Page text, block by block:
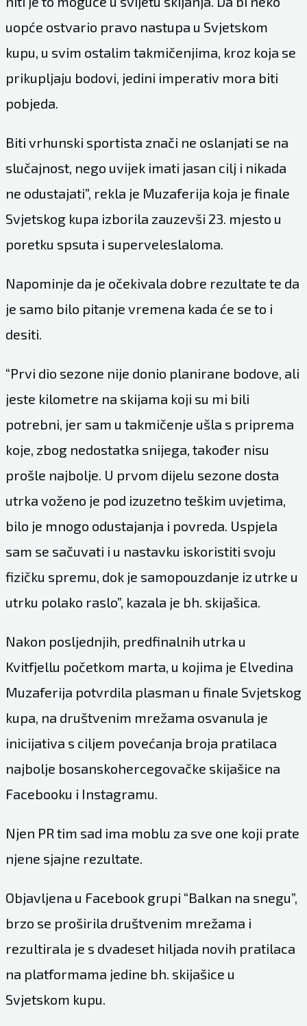
uopće ostvario pravo nastupa u Svjetskom
kupu, u svim ostalim takmičenjima, kroz koja se
prikupljaju bodovi, jedini imperativ mora biti
pobjeda.
Biti vrhunski sportista znači ne oslanjati se na
slučajnost, nego uvijek imati jasan cilj i nikada
ne odustajati”, rekla je Muzaferija koja je finale
Svjetskog kupa izborila zauzevši 23. mjesto u
poretku spsuta i superveleslaloma.
Napominje da je očekivala dobre rezultate te da
je samo bilo pitanje vremena kada će se to i
desiti.
“Prvi dio sezone nije donio planirane bodove, ali
jeste kilometre na skijama koji su mi bili
potrebni, jer sam u takmičenje ušla s priprema
koje, zbog nedostatka snijega, također nisu
prošle najbolje. U prvom dijelu sezone dosta
utrka voženo je pod izuzetno teškim uvjetima,
bilo je mnogo odustajanja i povreda. Uspjela
sam se sačuvati i u nastavku iskoristiti svoju
fizičku spremu, dok je samopouzdanje iz utrke u
utrku polako raslo”, kazala je bh. skijašica.
Nakon posljednjih, predfinalnih utrka u
Kvitfjellu početkom marta, u kojima je Elvedina
Muzaferija potvrdila plasman u finale Svjetskog
kupa, na društvenim mrežama osvanula je
inicijativa s ciljem povećanja broja pratilaca
najbolje bosanskohercegovačke skijašice na
Facebooku i Instagramu.
Njen PR tim sad ima moblu za sve one koji prate
njene sjajne rezultate.
Objavljena u Facebook grupi “Balkan na snegu”,
brzo se proširila društvenim mrežama i
rezultirala je s dvadeset hiljada novih pratilaca
na platformama jedine bh. skijašice u
Svjetskom kupu.